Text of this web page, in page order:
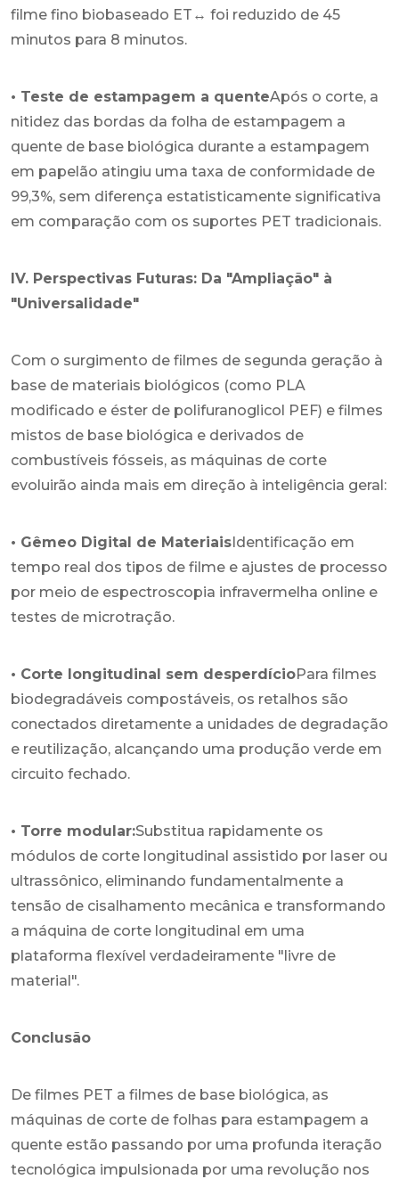
filme fino biobaseado ET↔ foi reduzido de 45
minutos para 8 minutos.
• Teste de estampagem a quenteApós o corte, a
nitidez das bordas da folha de estampagem a
quente de base biológica durante a estampagem
em papelão atingiu uma taxa de conformidade de
99,3%, sem diferença estatisticamente significativa
em comparação com os suportes PET tradicionais.
IV. Perspectivas Futuras: Da "Ampliação" à
"Universalidade"
Com o surgimento de filmes de segunda geração à
base de materiais biológicos (como PLA
modificado e éster de polifuranoglicol PEF) e filmes
mistos de base biológica e derivados de
combustíveis fósseis, as máquinas de corte
evoluirão ainda mais em direção à inteligência geral:
• Gêmeo Digital de MateriaisIdentificação em
tempo real dos tipos de filme e ajustes de processo
por meio de espectroscopia infravermelha online e
testes de microtração.
• Corte longitudinal sem desperdícioPara filmes
biodegradáveis ​​compostáveis, os retalhos são
conectados diretamente a unidades de degradação
e reutilização, alcançando uma produção verde em
circuito fechado.
• Torre modular:Substitua rapidamente os
módulos de corte longitudinal assistido por laser ou
ultrassônico, eliminando fundamentalmente a
tensão de cisalhamento mecânica e transformando
a máquina de corte longitudinal em uma
plataforma flexível verdadeiramente "livre de
material".
Conclusão
De filmes PET a filmes de base biológica, as
máquinas de corte de folhas para estampagem a
quente estão passando por uma profunda iteração
tecnológica impulsionada por uma revolução nos